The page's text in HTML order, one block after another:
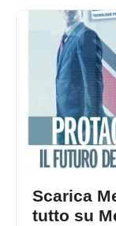
Scarica
tutto su